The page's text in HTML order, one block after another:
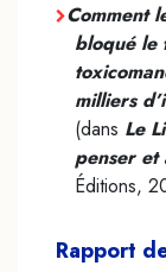
Comment
bloqué le
milliers
(dans Le
penser et
Éditions,
Rapport